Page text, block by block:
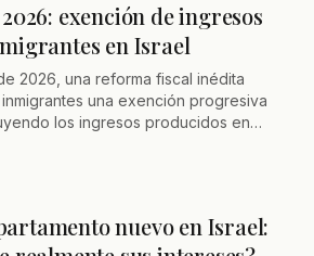
belga o suiza. Esta guía 2026
todas las especificidades de la
Francia o el extranjero.
exención de ingresos
en Israel
2026, una reforma fiscal inédita
una exención progresiva
los ingresos producidos en
nuevo en Israel: